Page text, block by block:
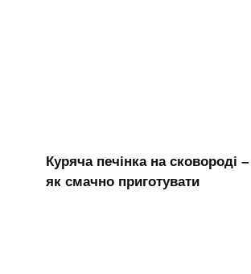
Куряча печінка на сковороді
як смачно приготувати